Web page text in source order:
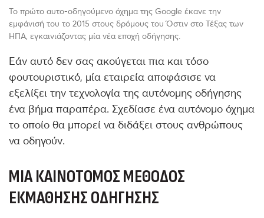
Το πρώτο αυτο-οδηγούμενο όχημα της Google έκανε την
εμφάνισή του το 2015 στους δρόμους του Όστιν στο Τέξας των
ΗΠΑ, εγκαινιάζοντας μία νέα εποχή οδήγησης.
Εάν αυτό δεν σας ακούγεται πια και τόσο
φουτουριστικό, μία εταιρεία αποφάσισε να
εξελίξει την τεχνολογία της αυτόνομης οδήγησης
ένα βήμα παραπέρα. Σχεδίασε ένα αυτόνομο όχημα
το οποίο θα μπορεί να διδάξει στους ανθρώπους
να οδηγούν.
ΜΊΑ ΚΑΙΝΟΤΌΜΟΣ ΜΈΘΟΔΟΣ
ΕΚΜΆΘΗΣΗΣ ΟΔΉΓΗΣΗΣ